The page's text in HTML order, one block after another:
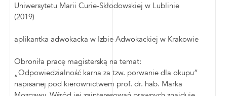
Uniwersytetu Marii Curie-Skłodowskiej w Lublinie
(2019)
aplikantka adwokacka w Izbie Adwokackiej w Krakowie
Obroniła pracę magisterską na temat:
„Odpowiedzialność karna za tzw. porwanie dla okupu”
napisanej pod kierownictwem prof. dr. hab. Marka